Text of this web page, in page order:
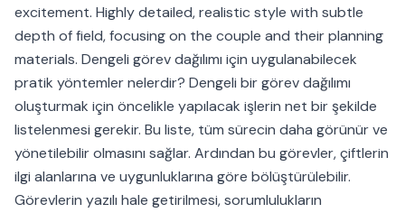
excitement. Highly detailed, realistic style with subtle
depth of field, focusing on the couple and their planning
materials. Dengeli görev dağılımı için uygulanabilecek
pratik yöntemler nelerdir? Dengeli bir görev dağılımı
oluşturmak için öncelikle yapılacak işlerin net bir şekilde
listelenmesi gerekir. Bu liste, tüm sürecin daha görünür ve
yönetilebilir olmasını sağlar. Ardından bu görevler, çiftlerin
ilgi alanlarına ve uygunluklarına göre bölüştürülebilir.
Görevlerin yazılı hale getirilmesi, sorumlulukların